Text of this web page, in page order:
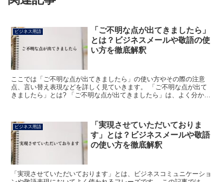
ビジネス用語
「ご不明な点が出てきましたら」
とは？ビジネスメールや敬語の使
い方を徹底解釈
ここでは「ご不明な点が出てきましたら」の使い方やその際の注意
点、言い替え表現などを詳しく見ていきます。 「ご不明な点が出て
きましたら」とは? 「ご不明な点が出てきましたら」は、よく分から
ビジネス用語
「実現させていただいておりま
す」とは？ビジネスメールや敬語
の使い方を徹底解釈
「実現させていただいております」とは、ビジネスコミュニケーショ